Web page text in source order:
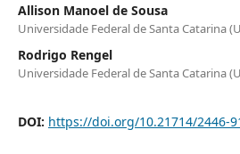
Allison Manoel de Sousa
Universidade Federal de Santa Catarina
Rodrigo Rengel
Universidade Federal de Santa Catarina
DOI: https://doi.org/10.21714/2446-